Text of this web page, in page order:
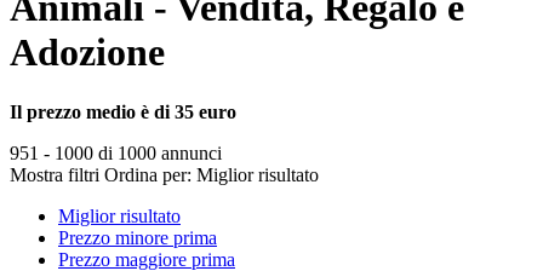
Adozione
Il prezzo medio è di 35 euro
951 - 1000 di 1000 annunci
Mostra filtri Ordina per: Miglior risultato
Miglior risultato
Prezzo minore prima
Prezzo maggiore prima